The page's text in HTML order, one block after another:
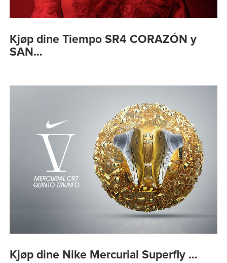
Kjøp dine Tiempo SR4 CORAZÓN y
SAN…
Kjøp dine Nike Mercurial Superfly …